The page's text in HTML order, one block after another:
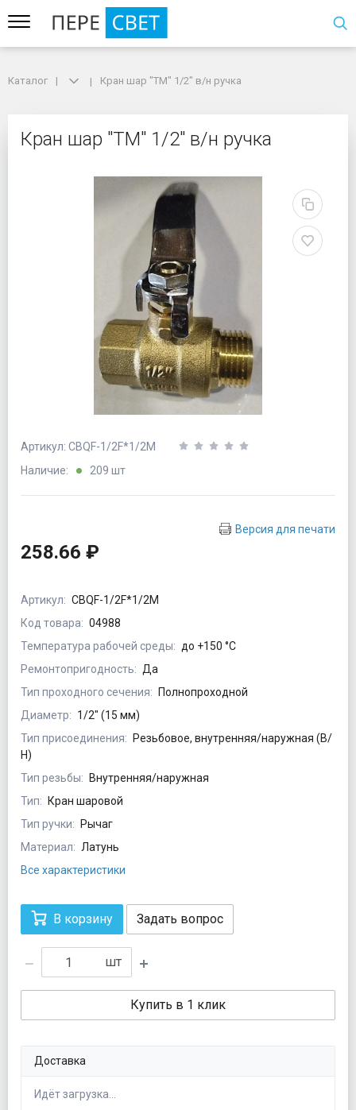
Кран шар "TM" 1/2" в/н ручка
Каталог Кран шар "TM" 1/2" в/н ручка
Кран шар "TM" 1/2" в/н ручка
Артикул: СВQF-1/2F*1/2М
Наличие:
209 шт
Версия для печати
258.66 ₽
Артикул: СВQF-1/2F*1/2М
Код товара: 04988
Температура рабочей среды: до +150 °C
Ремонтопригодность: Да
Тип проходного сечения:
Полнопроходной
Диаметр: 1/2" (15 мм)
Тип присоединения:
Резьбовое, внутренняя/наружная (В/
Н)
Тип резьбы:
Внутренняя/наружная
Тип:
Кран шаровой
Тип ручки:
Рычаг
Материал: Латунь
Все характеристики
В корзину Задать вопрос
шт
Купить в 1 клик
Доставка
Идёт загрузка...